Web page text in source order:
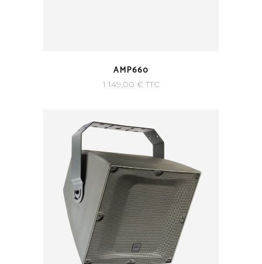
AMP660
1 149,00 €TTC